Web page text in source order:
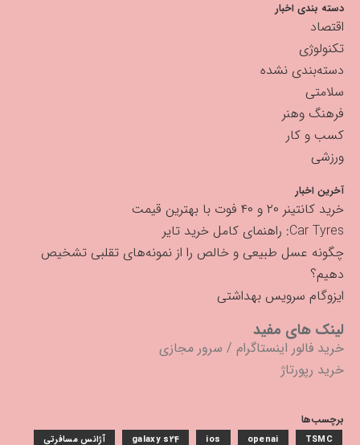
دسته بندی اخبار
اقتصاد
تکنولوژی
دسته‌بندی نشده
سلامتی
فرهنگ وهنر
کسب و کار
ورزشی
آخرین اخبار
خرید کانتینر ۲۰ و ۴۰ فوت با بهترین قیمت
Car Tyres: راهنمای کامل خرید تایر
چگونه عسل طبیعی و خالص را از نمونه‌های تقلبی تشخیص
دهیم؟
ایزوگام سرویس بهداشتی
لینک های مفید
خرید فالور اینستاگرام / سرور مجازی
خرید رپورتاژ
برچسب‌ها
galaxy s24 ios openai TSMC آژانس مسافرتی